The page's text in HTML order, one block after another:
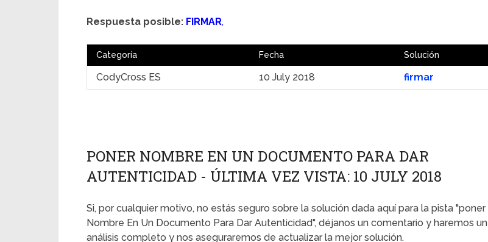
Respuesta posible: FIRMAR,
Categoría Fecha Solución
CodyCross ES 10 July 2018 firmar
PONER NOMBRE EN UN DOCUMENTO PARA DAR
AUTENTICIDAD - ÚLTIMA VEZ VISTA: 10 JULY 2018
Si, por cualquier motivo, no estás seguro sobre la solución dada aquí para la pista "poner
Nombre En Un Documento Para Dar Autenticidad", déjanos un comentario y haremos un
análisis completo y nos aseguraremos de actualizar la mejor solución.